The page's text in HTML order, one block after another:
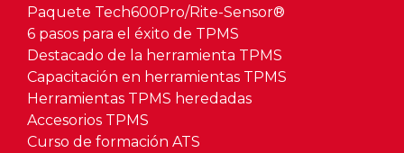
Paquete Tech600Pro/Rite-Sensor®
6 pasos para el éxito de TPMS
Destacado de la herramienta TPMS
Capacitación en herramientas TPMS
Herramientas TPMS heredadas
Accesorios TPMS
Curso de formación ATS